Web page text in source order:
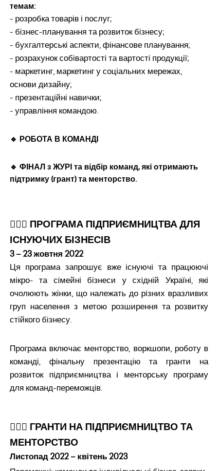
темам:
- розробка товарів і послуг;
- бізнес-планування та розвиток бізнесу;
- бухгалтерські аспекти, фінансове планування;
- розрахунок собівартості та вартості продукції;
- маркетинг, маркетинг у соціальних мережах,
основи дизайну;
- презентаційні навички;
- управління командою.
🔹 РОБОТА В КОМАНДІ
🔹 ФІНАЛ з ЖУРІ та відбір команд, які отримають
підтримку (грант) та менторство.
💁🏻‍♀️ ПРОГРАМА ПІДПРИЄМНИЦТВА ДЛЯ
ІСНУЮЧИХ БІЗНЕСІВ
3 – 23 жовтня 2022
Ця програма запрошує вже існуючі та працюючі
мікро- та сімейні бізнеси у східній Україні, які
очолюють жінки, що належать до різних вразливих
груп населення з метою розширення та розвитку
стійкого бізнесу.
Програма включає менторство, воркшопи, роботу в
команді, фінальну презентацію та гранти на
розвиток підприємництва і менторську програму
для команд-переможців.
💁🏻‍♀️ ГРАНТИ НА ПІДПРИЄМНИЦТВО ТА
МЕНТОРСТВО
Листопад 2022 – квітень 2023